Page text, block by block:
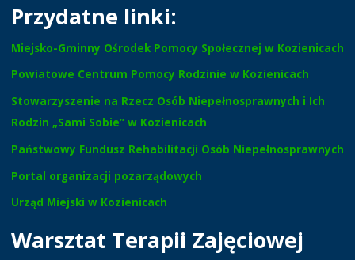
Przydatne linki:
Miejsko-Gminny Ośrodek Pomocy Społecznej w Kozienicach
Powiatowe Centrum Pomocy Rodzinie w Kozienicach
Stowarzyszenie na Rzecz Osób Niepełnosprawnych i Ich
Rodzin „Sami Sobie” w Kozienicach
Państwowy Fundusz Rehabilitacji Osób Niepełnosprawnych
Portal organizacji pozarządowych
Urząd Miejski w Kozienicach
Warsztat Terapii Zajęciowej